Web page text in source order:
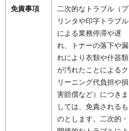
免責事項
二次的なトラブル（プ
リンタや印字トラブル
による業務停滞や遅
れ、トナーの落下や漏
れにより衣類や什器類
が汚れたことによるク
リーニング代負担や損
害賠償など）につきま
しては、免責されるも
のとします。二次的・